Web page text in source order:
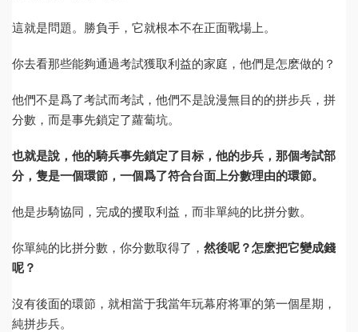
這就是問題。勝負手，它就根本不在正面戰場上。
你去看那些能夠通過考試獲取利益的家庭，他們是怎麽做的？
他們不是爲了考試而考試，他們不是說漫無目的的拼步兵，拼
分數，而是事先鎖定了蘿蔔坑。
也就是說，他的騎兵事先鎖定了目标，他的步兵，那個考試部
分，隻是一個環節，一個爲了符合台面上分數理由的環節。
他是步騎協同，完成的攫取利益，而非單純的比拼分數。
你單純的比拼分數，你分數取得了， 然後呢？怎麽把它變成錢
呢？
沒有後面的環節，就相當于我當年玩幕府将軍的第一個星期，
純拼步兵。